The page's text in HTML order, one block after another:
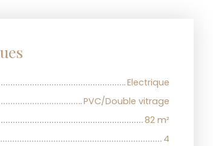
Electrique
PVC/Double vitrage
82 m²
4